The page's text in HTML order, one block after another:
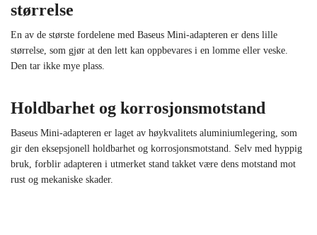
størrelse
En av de største fordelene med Baseus Mini-adapteren er dens lille
størrelse, som gjør at den lett kan oppbevares i en lomme eller veske.
Den tar ikke mye plass.
Holdbarhet og korrosjonsmotstand
Baseus Mini-adapteren er laget av høykvalitets aluminiumlegering, som
gir den eksepsjonell holdbarhet og korrosjonsmotstand. Selv med hyppig
bruk, forblir adapteren i utmerket stand takket være dens motstand mot
rust og mekaniske skader.